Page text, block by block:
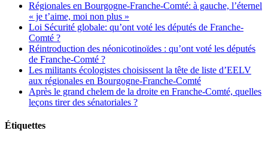
Régionales en Bourgogne-Franche-Comté: à gauche, l’éternel
« je t’aime, moi non plus »
Loi Sécurité globale: qu’ont voté les députés de Franche-
Comté ?
Réintroduction des néonicotinoïdes : qu’ont voté les députés
de Franche-Comté ?
Les militants écologistes choisissent la tête de liste d’EELV
aux régionales en Bourgogne-Franche-Comté
Après le grand chelem de la droite en Franche-Comté, quelles
leçons tirer des sénatoriales ?
Étiquettes